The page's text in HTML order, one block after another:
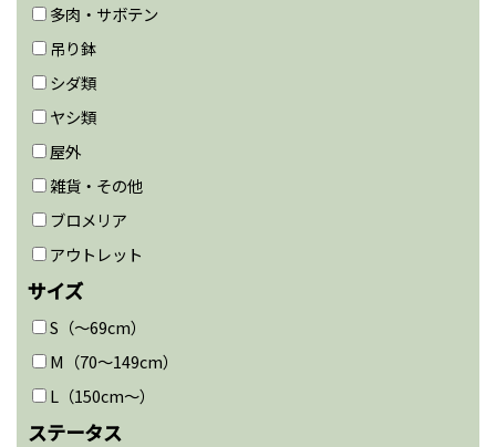
多肉・サボテン
吊り鉢
シダ類
ヤシ類
屋外
雑貨・その他
ブロメリア
アウトレット
サイズ
S（〜69cm）
M（70〜149cm）
L（150cm〜）
ステータス